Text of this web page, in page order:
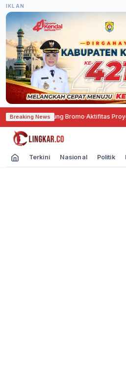
IKLAN
Breaking News
Bromo·Aktifitas Proyek Pakuwon
Terkini Nasional Politik